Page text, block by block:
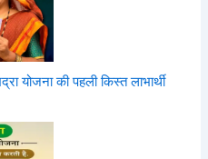
योजना की पहली किस्त लाभार्थी